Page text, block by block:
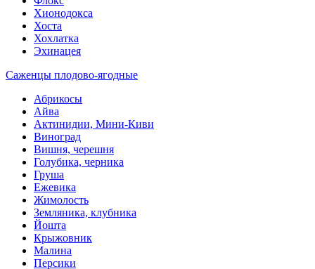
Хионодокса
Хоста
Хохлатка
Эхинацея
Саженцы плодово-ягодные
Абрикосы
Айва
Актинидии, Мини-Киви
Виноград
Вишня, черешня
Голубика, черника
Груша
Ежевика
Жимолость
Земляника, клубника
Йошта
Крыжовник
Малина
Персики